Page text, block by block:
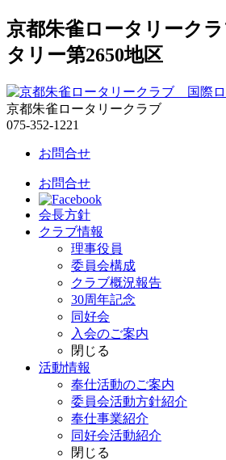
京都朱雀ロータリーク
タリー第2650地区
京都朱雀ロータリークラブ
075-352-1221
お問合せ
お問合せ
会長方針
クラブ情報
理事役員
委員会構成
クラブ概況報告
30周年記念
同好会
入会のご案内
閉じる
活動情報
奉仕活動のご案内
委員会活動方針紹介
奉仕事業紹介
同好会活動紹介
閉じる